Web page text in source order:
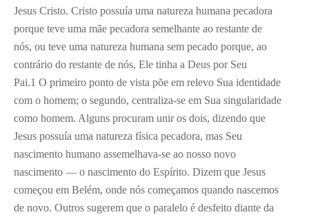
Jesus Cristo. Cristo possuía uma natureza humana pecadora
porque teve uma mãe pecadora semelhante ao restante de
nós, ou teve uma natureza humana sem pecado porque, ao
contrário do restante de nós, Ele tinha a Deus por Seu
Pai.1 O primeiro ponto de vista põe em relevo Sua identidade
com o homem; o segundo, centraliza-se em Sua singularidade
como homem. Alguns procuram unir os dois, dizendo que
Jesus possuía uma natureza física pecadora, mas Seu
nascimento humano assemelhava-se ao nosso novo
nascimento — o nascimento do Espírito. Dizem que Jesus
começou em Belém, onde nós começamos quando nascemos
de novo. Outros sugerem que o paralelo é desfeito diante da